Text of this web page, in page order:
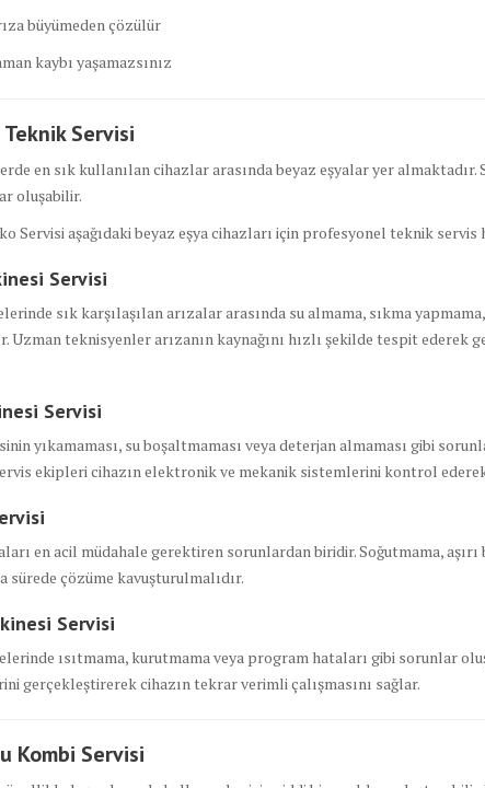
büyümeden çözülür
kaybı yaşamazsınız
Teknik Servisi
en sık kullanılan cihazlar arasında beyaz eşyalar yer
oluşabilir.
Servisi aşağıdaki beyaz eşya cihazları için profesyonel teknik
Servisi
sık karşılaşılan arızalar arasında su almama, sıkma
Uzman teknisyenler arızanın kaynağını hızlı şekilde tespit ederek
Servisi
yıkamaması, su boşaltmaması veya deterjan almaması gibi
ekipleri cihazın elektronik ve mekanik sistemlerini kontrol
en acil müdahale gerektiren sorunlardan biridir. Soğutmama,
sürede çözüme kavuşturulmalıdır.
Servisi
ısıtmama, kurutmama veya program hataları gibi sorunlar
gerçekleştirerek cihazın tekrar verimli çalışmasını sağlar.
Kombi Servisi